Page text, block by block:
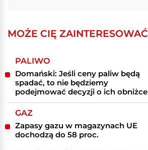
MOŻE CIĘ ZAINTERESOWAĆ
PALIWO
Domański: Jeśli ceny paliw będą
spadać, to nie będziemy
podejmować decyzji o ich obniżce
GAZ
Zapasy gazu w magazynach UE
dochodzą do 58 proc.